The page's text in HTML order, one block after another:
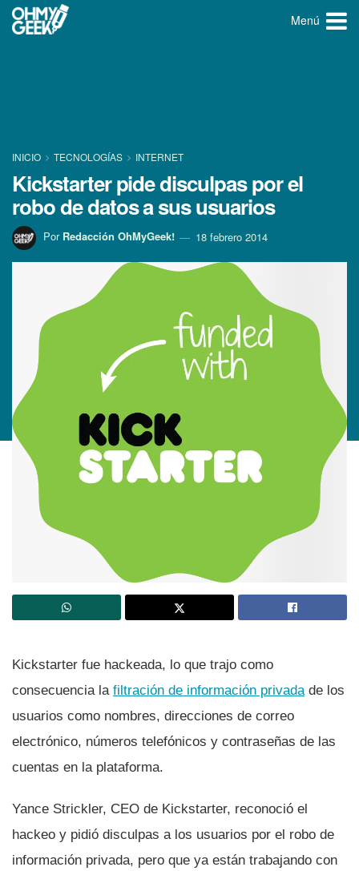
Menú
INICIO TECNOLOGÍ­AS INTERNET
Kickstarter pide disculpas por el
robo de datos a sus usuarios
Por Redacción OhMyGeek! 18 febrero 2014
Kickstarter fue hackeada, lo que trajo como
consecuencia la filtración de información privadade los
usuarios como nombres, direcciones de correo
electrónico, números telefónicos y contraseñas de las
cuentas en la plataforma.
Yance Strickler, CEO de Kickstarter, reconoció el
hackeo y pidió disculpas a los usuarios por el robo de
información privada, pero que ya están trabajando con